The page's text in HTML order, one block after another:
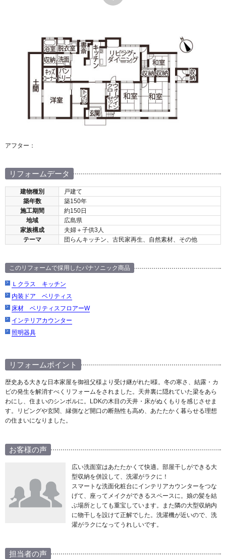
アフター：
リフォームデータ
建物種別
戸建て
築年数
築150年
施工期間
約150日
地域
広島県
家族構成
夫婦＋子供3人
テーマ
団らんキッチン、古民家再生、自然素材、その他
このリフォームで採用したパナソニック商品
Ｌクラス キッチン
内装ドア ベリティス
床材 ベリティスフロアーW
インテリアカウンター
照明器具
リフォームポイント
歴史ある大きな日本家屋を御祖父様より受け継がれたI様。冬の寒さ、結露・カ
ビの発生を解消すべくリフォームをされました。天井裏に隠れていた梁をあら
わにし、住まいのシンボルに。LDKの木目の天井・床がぬくもりを感じさせま
す。リビングや玄関、縁側など開口の断熱性も高め、あたたかく暮らせる理想
の住まいになりました。
お客様の声
広い洗面室はあたたかくて快適。部屋干しができる大
型収納を併設して、洗濯がラクに！
スマートな洗面化粧台にインテリアカウンターをつな
げて、座ってメイクができるスペースに。娘の髪を結
ぶ場所としても重宝しています。また隣の大型収納内
に物干しを設けて正解でした。洗濯機が近いので、洗
濯がラクになってうれしいです。
担当者の声